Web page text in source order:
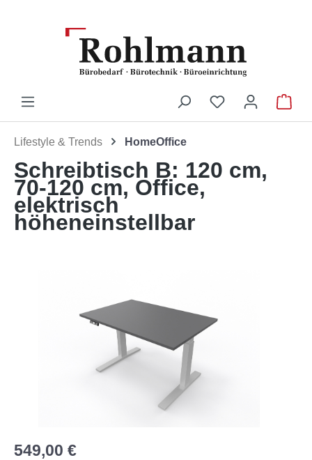
Du hast 0
Lifestyle & Trends HomeOffice
Schreibtisch B: 120 cm,
70-120 cm, Office,
elektrisch
höheneinstellbar
549,00 €